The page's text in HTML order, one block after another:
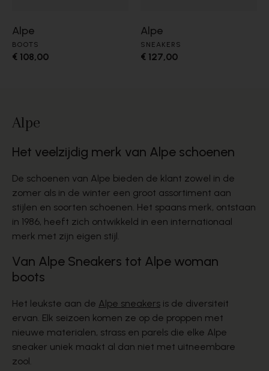
Alpe
BOOTS
€ 108,00
Alpe
SNEAKERS
€ 127,00
Alpe
Het veelzijdig merk van Alpe schoenen
De schoenen van Alpe bieden de klant zowel in de
zomer als in de winter een groot assortiment aan
stijlen en soorten schoenen. Het spaans merk, ontstaan
in 1986, heeft zich ontwikkeld in een internationaal
merk met zijn eigen stijl.
Van Alpe Sneakers tot Alpe woman
boots
Het leukste aan de Alpe sneakers is de diversiteit
ervan. Elk seizoen komen ze op de proppen met
nieuwe materialen, strass en parels die elke Alpe
sneaker uniek maakt al dan niet met uitneembare
zool.